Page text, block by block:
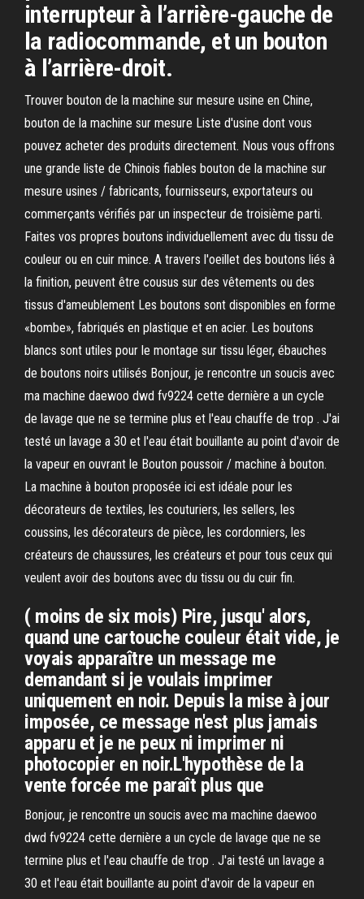
interrupteur à l’arrière-gauche de
la radiocommande, et un bouton
à l’arrière-droit.
Trouver bouton de la machine sur mesure usine en Chine,
bouton de la machine sur mesure Liste d'usine dont vous
pouvez acheter des produits directement. Nous vous offrons
une grande liste de Chinois fiables bouton de la machine sur
mesure usines / fabricants, fournisseurs, exportateurs ou
commerçants vérifiés par un inspecteur de troisième parti.
Faites vos propres boutons individuellement avec du tissu de
couleur ou en cuir mince. A travers l'oeillet des boutons liés à
la finition, peuvent être cousus sur des vêtements ou des
tissus d'ameublement Les boutons sont disponibles en forme
«bombe», fabriqués en plastique et en acier. Les boutons
blancs sont utiles pour le montage sur tissu léger, ébauches
de boutons noirs utilisés Bonjour, je rencontre un soucis avec
ma machine daewoo dwd fv9224 cette dernière a un cycle
de lavage que ne se termine plus et l'eau chauffe de trop . J'ai
testé un lavage a 30 et l'eau était bouillante au point d'avoir de
la vapeur en ouvrant le Bouton poussoir / machine à bouton.
La machine à bouton proposée ici est idéale pour les
décorateurs de textiles, les couturiers, les sellers, les
coussins, les décorateurs de pièce, les cordonniers, les
créateurs de chaussures, les créateurs et pour tous ceux qui
veulent avoir des boutons avec du tissu ou du cuir fin.
( moins de six mois) Pire, jusqu' alors,
quand une cartouche couleur était vide, je
voyais apparaître un message me
demandant si je voulais imprimer
uniquement en noir. Depuis la mise à jour
imposée, ce message n'est plus jamais
apparu et je ne peux ni imprimer ni
photocopier en noir.L'hypothèse de la
vente forcée me paraît plus que
Bonjour, je rencontre un soucis avec ma machine daewoo
dwd fv9224 cette dernière a un cycle de lavage que ne se
termine plus et l'eau chauffe de trop . J'ai testé un lavage a
30 et l'eau était bouillante au point d'avoir de la vapeur en